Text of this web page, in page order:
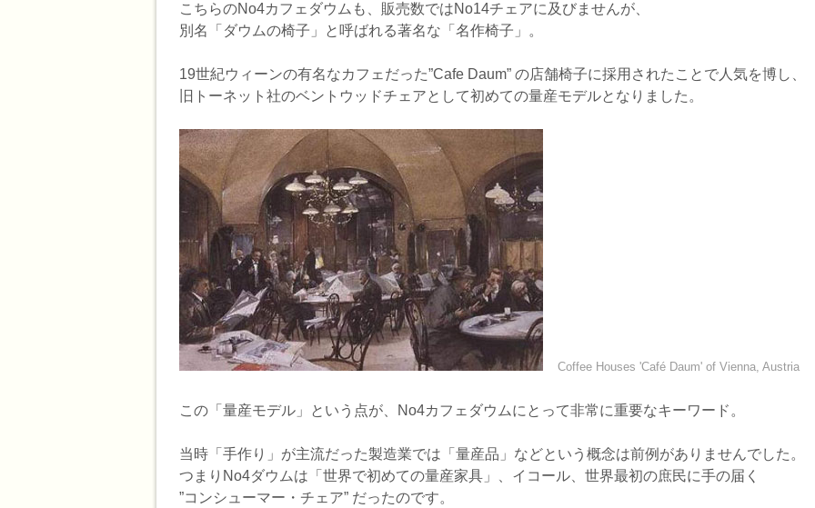
こちらのNo4カフェダウムも、販売数ではNo14チェアに及びませんが、
別名「ダウムの椅子」と呼ばれる著名な「名作椅子」。
19世紀ウィーンの有名なカフェだった”Cafe Daum” の店舗椅子に採用されたことで人気を博し、
旧トーネット社のベントウッドチェアとして初めての量産モデルとなりました。
Coffee Houses 'Café Daum' of Vienna, Austria
この「量産モデル」という点が、No4カフェダウムにとって非常に重要なキーワード。
当時「手作り」が主流だった製造業では「量産品」などという概念は前例がありませんでした。
つまりNo4ダウムは「世界で初めての量産家具」、イコール、世界最初の庶民に手の届く
”コンシューマー・チェア” だったのです。